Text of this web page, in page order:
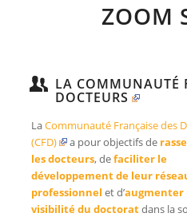
ZOOM
LA COMMUNAUTÉ
DOCTEURS
LaCommunauté Française des
(CFD)
a pour objectifs de
les docteurs, defaciliter le
développement de leur
professionnel et d’augmenter
visibilité du doctoratdans la